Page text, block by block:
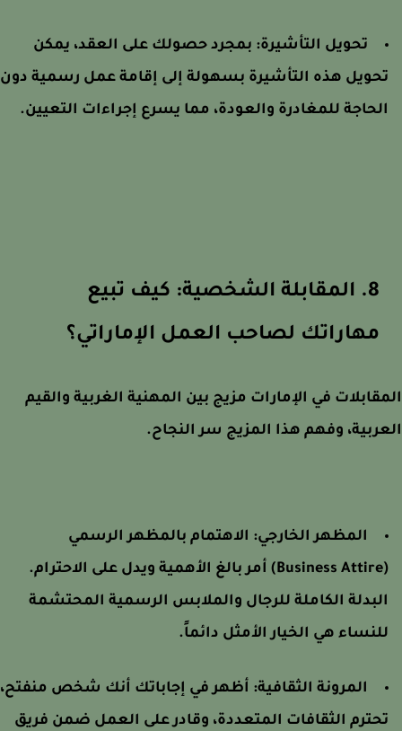
تحويل التأشيرة: بمجرد حصولك على العقد، يمكن
هذه التأشيرة بسهولة إلى إقامة عمل رسمية دون
للمغادرة والعودة، مما يسرع إجراءات التعيين.
8. المقابلة الشخصية: كيف تبيع
مهاراتك لصاحب العمل الإماراتي؟
في الإمارات مزيج بين المهنية الغربية والقيم
وفهم هذا المزيج سر النجاح.
المظهر الخارجي: الاهتمام بالمظهر الرسمي
(Business Attire) أمر بالغ الأهمية ويدل على الاحترام.
الكاملة للرجال والملابس الرسمية المحتشمة
هي الخيار الأمثل دائماً.
المرونة الثقافية: أظهر في إجاباتك أنك شخص منفتح،
الثقافات المتعددة، وقادر على العمل ضمن فريق